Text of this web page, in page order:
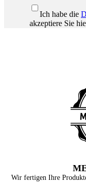
Ich habe die
akzeptiere Sie
Wir fertigen Ihre